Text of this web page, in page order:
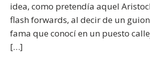
idea, como pretendía aquel
flash forwards, al decir de un
fama que conocí en un puesto
[…]